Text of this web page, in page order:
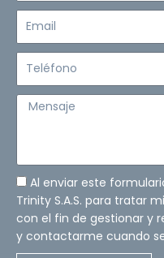
Mensaje
Al enviar este
Trinity S.A.S. para tratar
con el fin de gestionar y
y contactarme cuando